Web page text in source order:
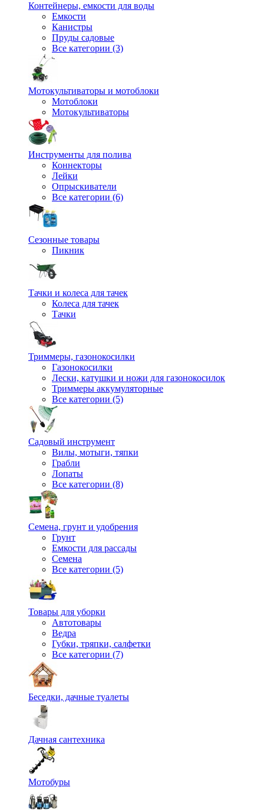
Контейнеры, емкости для воды
Емкости
Канистры
Пруды садовые
Все категории (3)
Мотокультиваторы и мотоблоки
Мотоблоки
Мотокультиваторы
Инструменты для полива
Коннекторы
Лейки
Опрыскиватели
Все категории (6)
Сезонные товары
Пикник
Тачки и колеса для тачек
Колеса для тачек
Тачки
Триммеры, газонокосилки
Газонокосилки
Лески, катушки и ножи для газонокосилок
Триммеры аккумуляторные
Все категории (5)
Садовый инструмент
Вилы, мотыги, тяпки
Грабли
Лопаты
Все категории (8)
Семена, грунт и удобрения
Грунт
Емкости для рассады
Семена
Все категории (5)
Товары для уборки
Автотовары
Ведра
Губки, тряпки, салфетки
Все категории (7)
Беседки, дачные туалеты
Дачная сантехника
Мотобуры